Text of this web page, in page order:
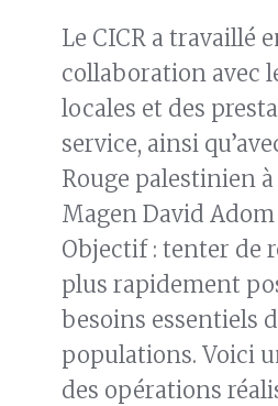
Le CICR a travaillé
collaboration avec
locales et des
service, ainsi
Rouge palestinien à
Magen David Adom
Objectif : tenter de
plus rapidement
besoins essentiels
populations. Voici
des opérations